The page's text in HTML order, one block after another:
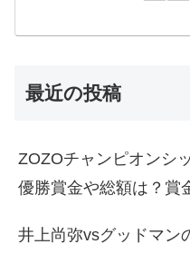
最近の投稿
ZOZOチャンピオンシ
優勝賞金や総額は？賞
井上尚弥vsグッドマン